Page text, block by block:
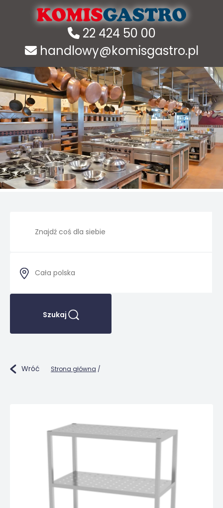
22 424 50 00
handlowy@komisgastro.pl
Szukaj
Wróć Strona główna /